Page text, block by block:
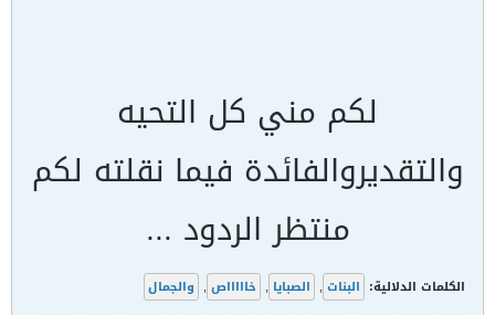
لكم مني كل التحيه
والتقديروالفائدة فيما نقلته لكم
منتظر الردود ...
الكلمات الدلالية: البنات , الصبايا , خاااااص , والجمال